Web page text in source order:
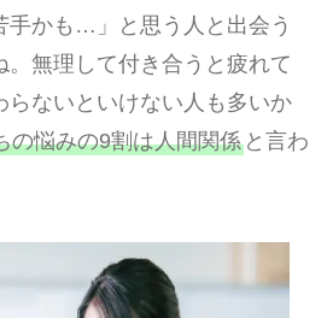
手かも…」と思う人と出会う
。無理して付き合うと疲れて
らないといけない人も多いか
の悩みの9割は人間関係と言わ